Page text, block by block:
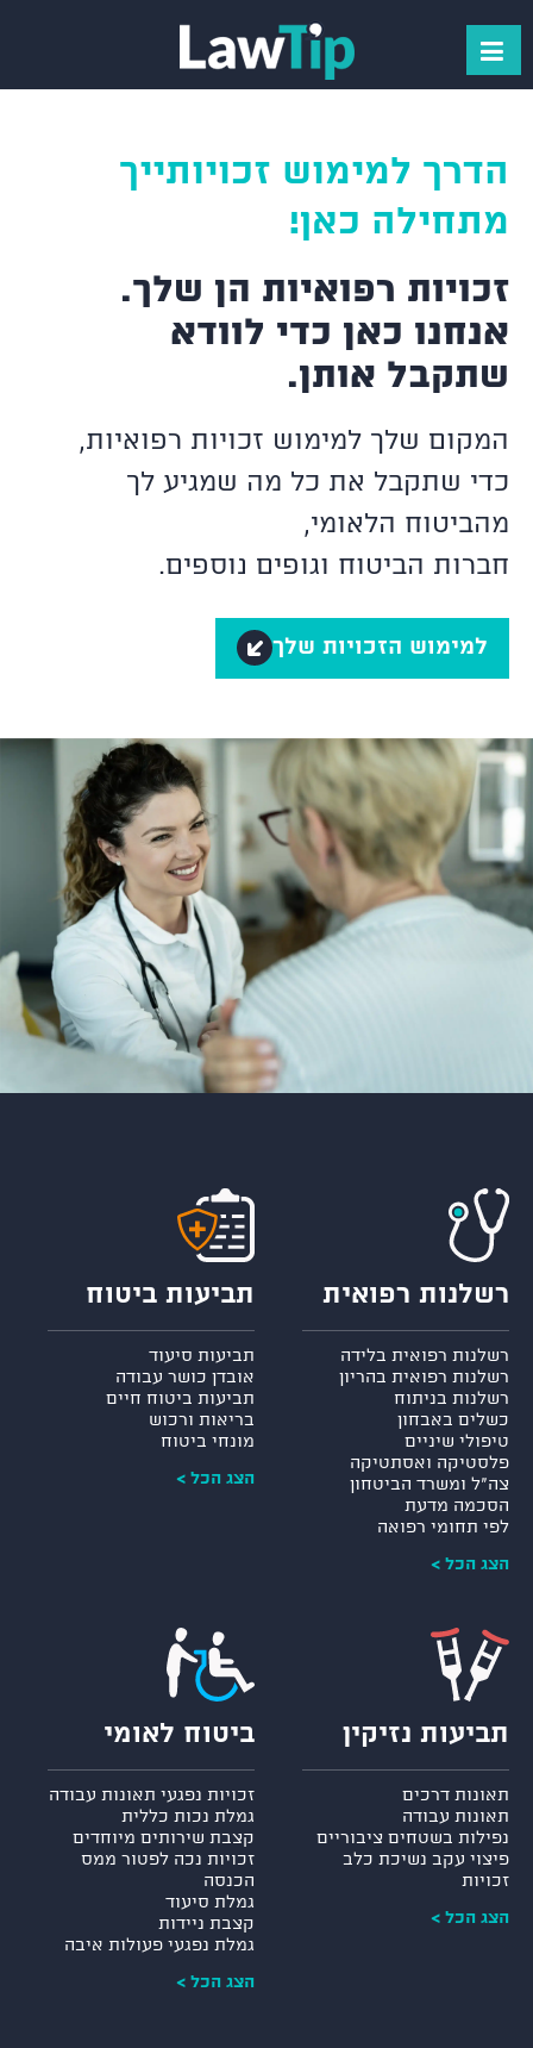
הדרך למימוש זכויותייך
מתחילה כאן!
זכויות רפואיות הן שלך.
אנחנו כאן כדי לוודא
שתקבל אותן.
המקום שלך למימוש זכויות רפואיות,
כדי שתקבל את כל מה שמגיע לך
מהביטוח הלאומי,
חברות הביטוח וגופים נוספים.
למימוש הזכויות שלך
רשלנות רפואית
רשלנות רפואית בלידה
רשלנות רפואית בהריון
רשלנות בניתוח
כשלים באבחון
טיפולי שיניים
פלסטיקה ואסתטיקה
צה"ל ומשרד הביטחון
הסכמה מדעת
לפי תחומי רפואה
הצג הכל >
תביעות ביטוח
תביעות סיעוד
אובדן כושר עבודה
תביעות ביטוח חיים
בריאות ורכוש
מונחי ביטוח
הצג הכל >
תביעות נזיקין
תאונות דרכים
תאונות עבודה
נפילות בשטחים ציבוריים
פיצוי עקב נשיכת כלב
זכויות
הצג הכל >
ביטוח לאומי
זכויות נפגעי תאונות עבודה
גמלת נכות כללית
קצבת שירותים מיוחדים
זכויות נכה לפטור ממס
הכנסה
גמלת סיעוד
קצבת ניידות
גמלת נפגעי פעולות איבה
הצג הכל >